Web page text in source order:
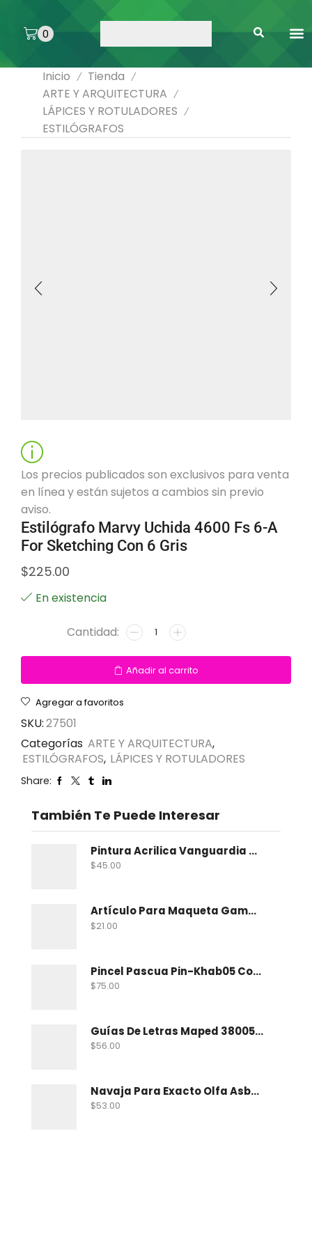
0
Inicio / Tienda /
ARTE Y ARQUITECTURA /
LÁPICES Y ROTULADORES /
ESTILÓGRAFOS
Los precios publicados son exclusivos para venta
en línea y están sujetos a cambios sin previo
aviso.
Estilógrafo Marvy Uchida 4600 Fs 6-A
For Sketching Con 6 Gris
$225.00
En existencia
Añadir al carrito
Agregar a favoritos
SKU:27501
Categorías ARTE Y ARQUITECTURA,
ESTILÓGRAFOS, LÁPICES Y ROTULADORES
Share:
También Te Puede Interesar
Pintura Acrilica Vanguardia Metalica 100 Ml
$45.00
Artículo Para Maqueta Gama Zoologico Chico
$21.00
Pincel Pascua Pin-Khab05 Con 15
$75.00
Guías De Letras Maped 38005 No. 5
$56.00
Navaja Para Exacto Olfa Asbb-10 C/10 Nav
$53.00